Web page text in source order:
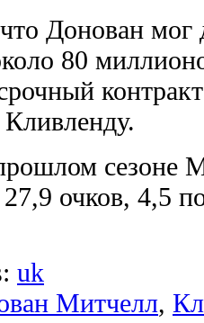
Донован мог
80
сезоне
очков, 4,5
uk
Митчелл,